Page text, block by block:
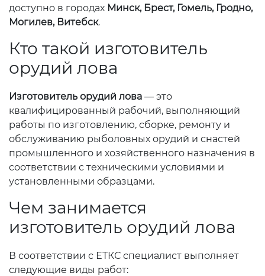
доступно в городах Минск, Брест, Гомель, Гродно,
Могилев, Витебск.
Кто такой изготовитель
орудий лова
Изготовитель орудий лова — это
квалифицированный рабочий, выполняющий
работы по изготовлению, сборке, ремонту и
обслуживанию рыболовных орудий и снастей
промышленного и хозяйственного назначения в
соответствии с техническими условиями и
установленными образцами.
Чем занимается
изготовитель орудий лова
В соответствии с ЕТКС специалист выполняет
следующие виды работ: